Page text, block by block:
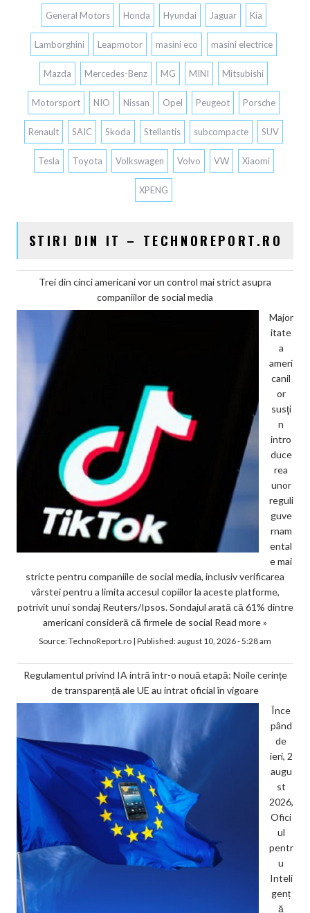
General Motors Honda Hyundai Jaguar Kia
Lamborghini Leapmotor masini eco masini electrice
Mazda Mercedes-Benz MG MINI Mitsubishi
Motorsport NIO Nissan Opel Peugeot Porsche
Renault SAIC Skoda Stellantis subcompacte SUV
Tesla Toyota Volkswagen Volvo VW Xiaomi
XPENG
STIRI DIN IT – TECHNOREPORT.RO
Trei din cinci americani vor un control mai strict asupra
companiilor de social media
Major
itate
a
ameri
canil
or
susţi
n
intro
duce
rea
unor
reguli
guve
rnam
ental
e mai
stricte pentru companiile de social media, inclusiv verificarea
vârstei pentru a limita accesul copiilor la aceste platforme,
potrivit unui sondaj Reuters/Ipsos. Sondajul arată că 61% dintre
americani consideră că firmele de social Read more »
Source:TechnoReport.ro | Published:august 10, 2026 - 5:28 am
Regulamentul privind IA intră într-o nouă etapă: Noile cerințe
de transparență ale UE au intrat oficial în vigoare
Înce
pând
de
ieri, 2
augu
st
2026,
Ofici
ul
pentr
u
Inteli
genț
ă